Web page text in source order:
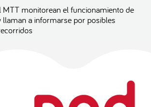
MTT monitorean el funcionamiento de
llaman a informarse por posibles